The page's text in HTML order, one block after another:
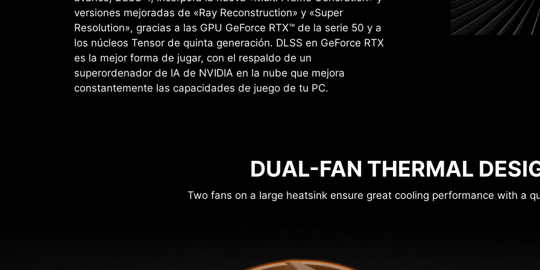
versiones mejoradas de «Ray Reconstruction» y «Super
Resolution», gracias a las GPU GeForce RTX™ de la serie 50 y a
los núcleos Tensor de quinta generación. DLSS en GeForce RTX
es la mejor forma de jugar, con el respaldo de un
superordenador de IA de NVIDIA en la nube que mejora
constantemente las capacidades de juego de tu PC.
DUAL-FAN THERMAL
Two fans on a large heatsink ensure great cooling performance with a